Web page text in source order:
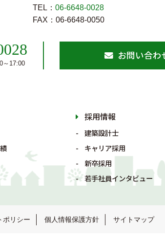
TEL： 06-6648-0028
FAX：06-6648-0050
～17:00
お問い合わ
採用情報
建築設計士
キャリア採用
新卒採用
若手社員インタビュー
ポリシー 個人情報保護方針 サイトマップ